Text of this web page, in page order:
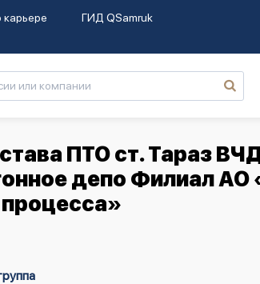
карьере ГИД QSamruk
ПТО ст. Тараз
депо Филиал АО